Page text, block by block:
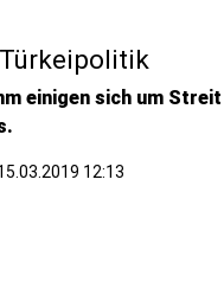
einigen sich um
12:13